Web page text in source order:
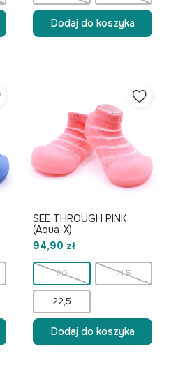
Dodaj do koszyka
SEE THROUGH PINK
(Aqua-X)
94,90 zł
20 21,5
22,5
Dodaj do koszyka